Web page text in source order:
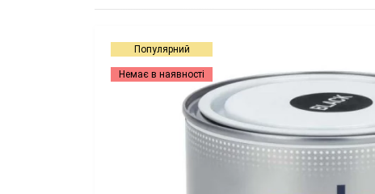
Популярний
Немає в наявності